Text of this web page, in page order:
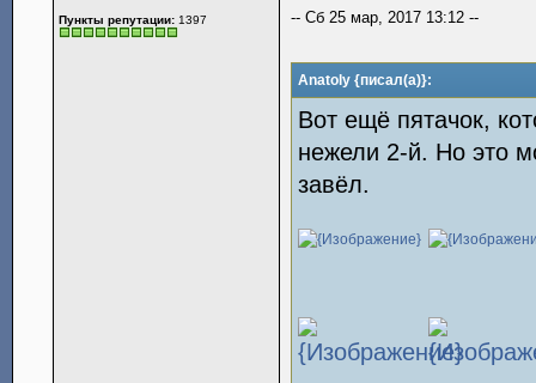
Пункты репутации: 1397 -- Сб 25 мар, 2017 13:12 --
Anatoly {писал(а)}:
Вот ещё пятачок,
нежели 2-й. Но это
завёл.